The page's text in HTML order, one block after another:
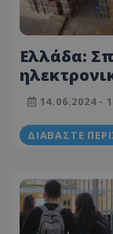
Ελλάδα:
στην
14.06.2024 -
ΔΙΑΒΆΣΤΕ